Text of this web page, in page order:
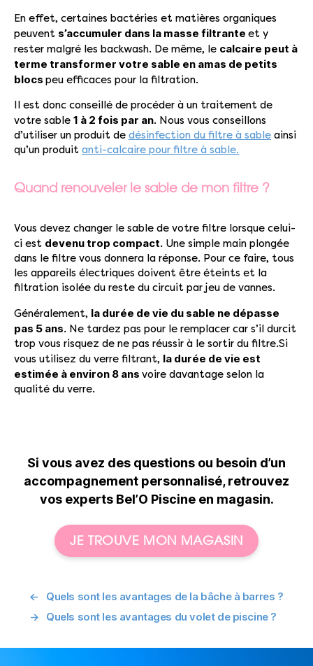
En effet, certaines bactéries et matières organiques
peuvent s’accumuler dans la masse filtrante et y
rester malgré les backwash. De même, le calcaire peut à
terme transformer votre sable en amas de petits
blocs peu efficaces pour la filtration.
Il est donc conseillé de procéder à un traitement de
votre sable 1 à 2 fois par an. Nous vous conseillons
d’utiliser un produit de désinfection du filtre à sable ainsi
qu’un produit anti-calcaire pour filtre à sable.
Quand renouveler le sable de mon filtre ?
Vous devez changer le sable de votre filtre lorsque celui-
ci est devenu trop compact. Une simple main plongée
dans le filtre vous donnera la réponse. Pour ce faire, tous
les appareils électriques doivent être éteints et la
filtration isolée du reste du circuit par jeu de vannes.
Généralement, la durée de vie du sable ne dépasse
pas 5 ans. Ne tardez pas pour le remplacer car s’il durcit
trop vous risquez de ne pas réussir à le sortir du filtre.Si
vous utilisez du verre filtrant, la durée de vie est
estimée à environ 8 ans voire davantage selon la
qualité du verre.
Si vous avez des questions ou besoin d’un
accompagnement personnalisé, retrouvez
vos experts Bel’O Piscine en magasin.
JE TROUVE MON MAGASIN
←
Quels sont les avantages de la bâche à barres ?
→
Quels sont les avantages du volet de piscine ?